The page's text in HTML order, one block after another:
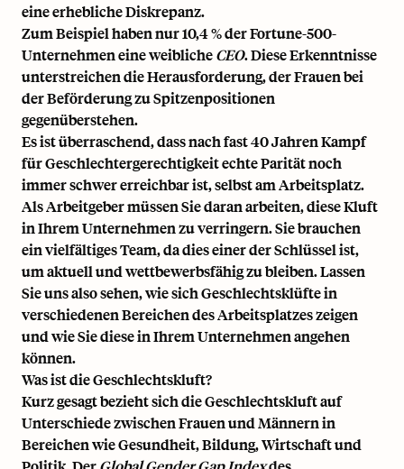
eine erhebliche Diskrepanz.
Zum Beispiel haben nur10,4 % der Fortune-500-
Unternehmen eine weiblicheCEO. Diese Erkenntnisse
unterstreichen die Herausforderung, der Frauen bei
der Beförderung zu Spitzenpositionen
gegenüberstehen.
Es ist überraschend, dass nach fast 40 Jahren Kampf
für Geschlechtergerechtigkeit echte Parität noch
immer schwer erreichbar ist, selbst am Arbeitsplatz.
Als Arbeitgeber müssen Sie daran arbeiten, diese Kluft
in Ihrem Unternehmen zu verringern. Sie brauchen
einvielfältiges Team, da dies einer der Schlüssel ist,
um aktuell und wettbewerbsfähig zu bleiben. Lassen
Sie uns also sehen, wie sich Geschlechtsklüfte in
verschiedenen Bereichen des Arbeitsplatzes zeigen
und wie Sie diese in Ihrem Unternehmen angehen
können.
Was ist die Geschlechtskluft?
Kurz gesagt bezieht sich die Geschlechtskluft auf
Unterschiede zwischen Frauen und Männern in
Bereichen wie Gesundheit, Bildung, Wirtschaft und